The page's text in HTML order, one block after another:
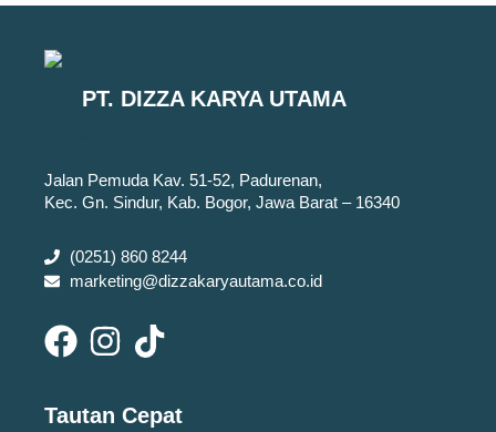
PT. DIZZA KARYA UTAMA
Jalan Pemuda Kav. 51-52, Padurenan,
Kec. Gn. Sindur, Kab. Bogor, Jawa Barat – 16340
(0251) 860 8244
marketing@dizzakaryautama.co.id
Tautan Cepat